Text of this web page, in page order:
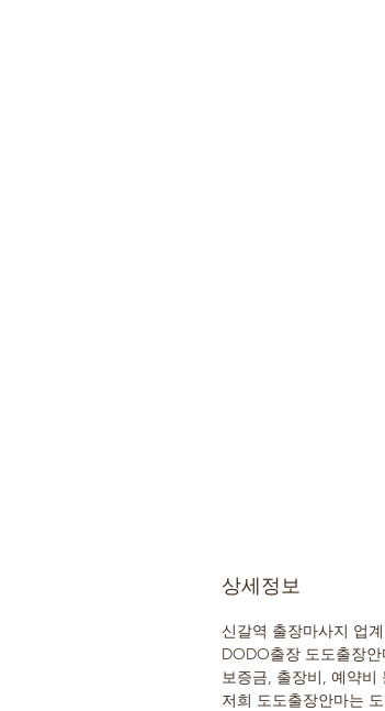
상세정보
신갈역 출장마사지 업
DODO출장 도도출장
보증금, 출장비, 예약비
저희 도도출장안마는